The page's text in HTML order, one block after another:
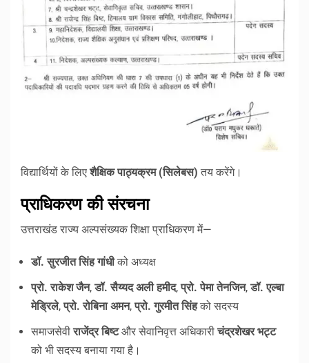
विद्यार्थियों के लिएशैक्षिक पाठ्यक्रम (सिलेबस) तय करेंगे।
प्राधिकरण की संरचना
उत्तराखंड राज्य अल्पसंख्यक शिक्षा प्राधिकरण में—
डॉ. सुरजीत सिंह गांधीको अध्यक्ष
प्रो. राकेश जैन,डॉ. सैय्यद अली हमीद,प्रो. पेमा तेनजिन,डॉ. एल्बा
मेड्रिले,प्रो. रोबिना अमन,प्रो. गुरमीत सिंहको सदस्य
समाजसेवीराजेंद्र बिष्टऔर सेवानिवृत्त अधिकारीचंद्रशेखर भट्ट
को भी सदस्य बनाया गया है।